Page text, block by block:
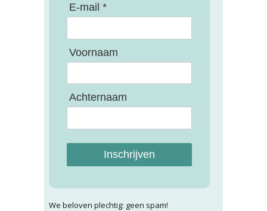
E-mail *
Voornaam
Achternaam
Inschrijven
We beloven plechtig: geen spam!